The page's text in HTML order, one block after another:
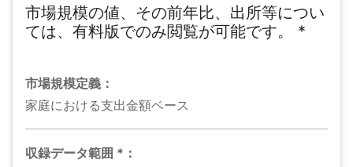
市場規模の値、その前年比、出所等につい
ては、有料版でのみ閲覧が可能です。
*
市場規模定義：
家庭における支出金額ベース
収録データ範囲 * ：